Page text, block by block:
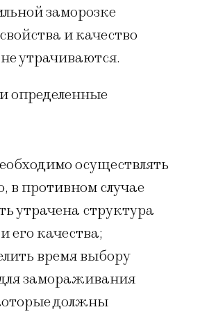
заморозке
и качество
утрачиваются.
определенные
осуществлять
в противном случае
утрачена структура
его качества;
время выбору
замораживания
должны